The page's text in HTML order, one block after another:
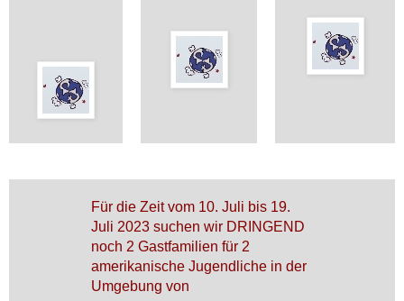
Für die Zeit vom 10. Juli bis 19.
Juli 2023 suchen wir DRINGEND
noch 2 Gastfamilien für 2
amerikanische Jugendliche in der
Umgebung von